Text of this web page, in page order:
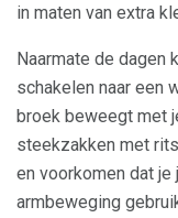
in maten van extra
Naarmate de dagen
schakelen naar een
broek beweegt met
steekzakken met
en voorkomen dat je
armbeweging